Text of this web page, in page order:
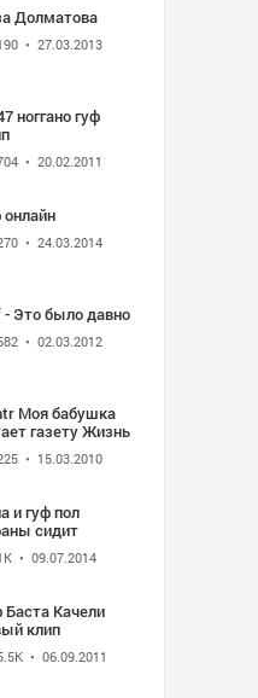
Долматова
• 27.03.2013
ноггано гуф
• 20.02.2011
онлайн
• 24.03.2014
- Это было давно
• 02.03.2012
Моя бабушка
газету Жизнь
• 15.03.2010
и гуф пол
сидит
• 09.07.2014
Баста Качели
клип
• 06.09.2011